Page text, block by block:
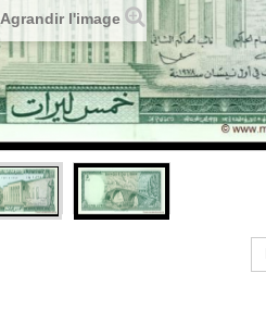
Agrandir l'image